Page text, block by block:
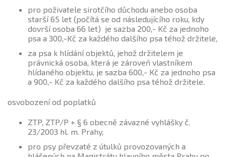
pro poživatele sirotčího důchodu anebo osoba
starší 65 let (počítá se od následujícího roku, kdy
dovrší osoba 66 let) je sazba 200,- Kč za jednoho
psa a 300,-Kč za každého dalšího psa téhož držitele,
za psa k hlídání objektů, jehož držitelem je
právnická osoba, která je zároveň vlastníkem
hlídaného objektu, je sazba 600,- Kč za jednoho psa
a 900,- Kč za každého dalšího psa téhož držitele.
osvobození od poplatků
ZTP, ZTP/P + § 6 obecně závazné vyhlášky č.
23/2003 hl. m. Prahy,
pro psy převzaté z útulků provozovaných a